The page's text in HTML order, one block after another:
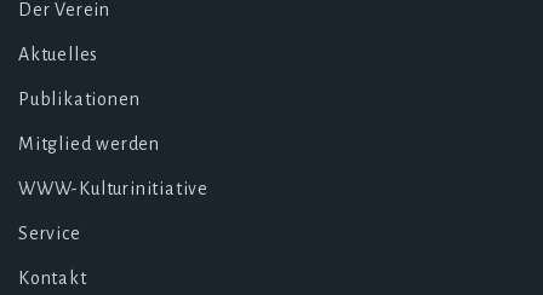
Der Verein
Aktuelles
Publikationen
Mitglied werden
WWW-Kulturinitiative
Service
Kontakt